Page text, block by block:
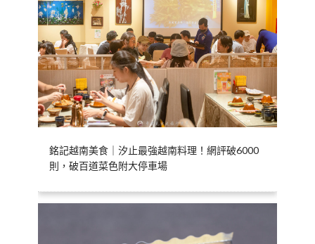
銘記越南美食｜汐止最強越南料理！網評破6000
則，破百道菜色附大停車場